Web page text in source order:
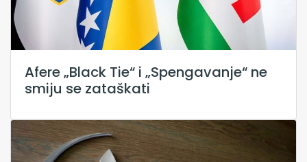
Afere „Black Tie“ i „Spengavanje“ ne
smiju se zataškati